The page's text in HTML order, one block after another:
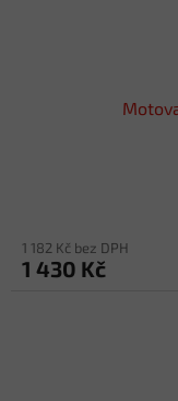
1 182 Kč bez DPH
1 430 Kč